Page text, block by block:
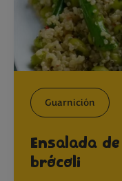
Guarnición
Ensalada
brócoli